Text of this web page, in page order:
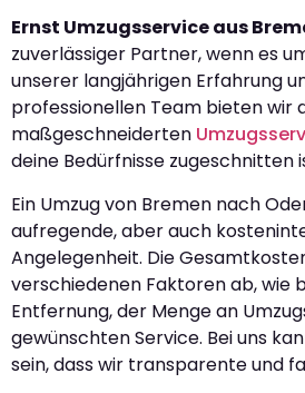
Ernst Umzugsservice aus
zuverlässiger Partner, wenn es
unserer langjährigen Erfahrung
professionellen Team bieten wir
maßgeschneiderten
deine Bedürfnisse zugeschnitten
Ein Umzug von Bremen nach
aufregende, aber auch
Angelegenheit. Die
verschiedenen Faktoren ab, wie
Entfernung, der Menge an
gewünschten Service. Bei uns
sein, dass wir transparente und